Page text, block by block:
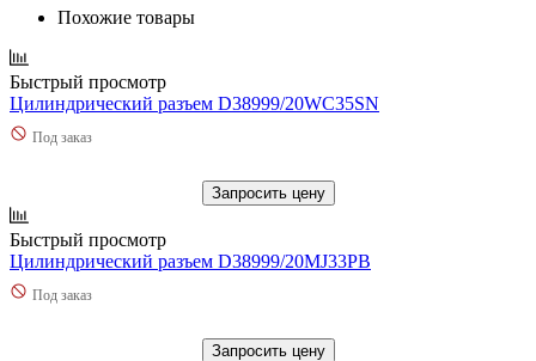
Похожие товары
Быстрый просмотр
Цилиндрический разъем D38999/20WC35SN
Под заказ
Запросить цену
Быстрый просмотр
Цилиндрический разъем D38999/20MJ33PB
Под заказ
Запросить цену